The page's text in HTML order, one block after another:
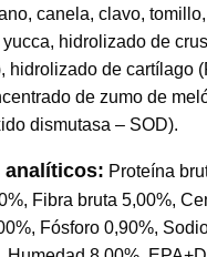
canela, clavo,
yucca, hidrolizado de
hidrolizado de cartílago
de zumo de
dismutasa – SOD).
analíticos: Proteína
Fibra bruta 5,00%,
Fósforo 0,90%,